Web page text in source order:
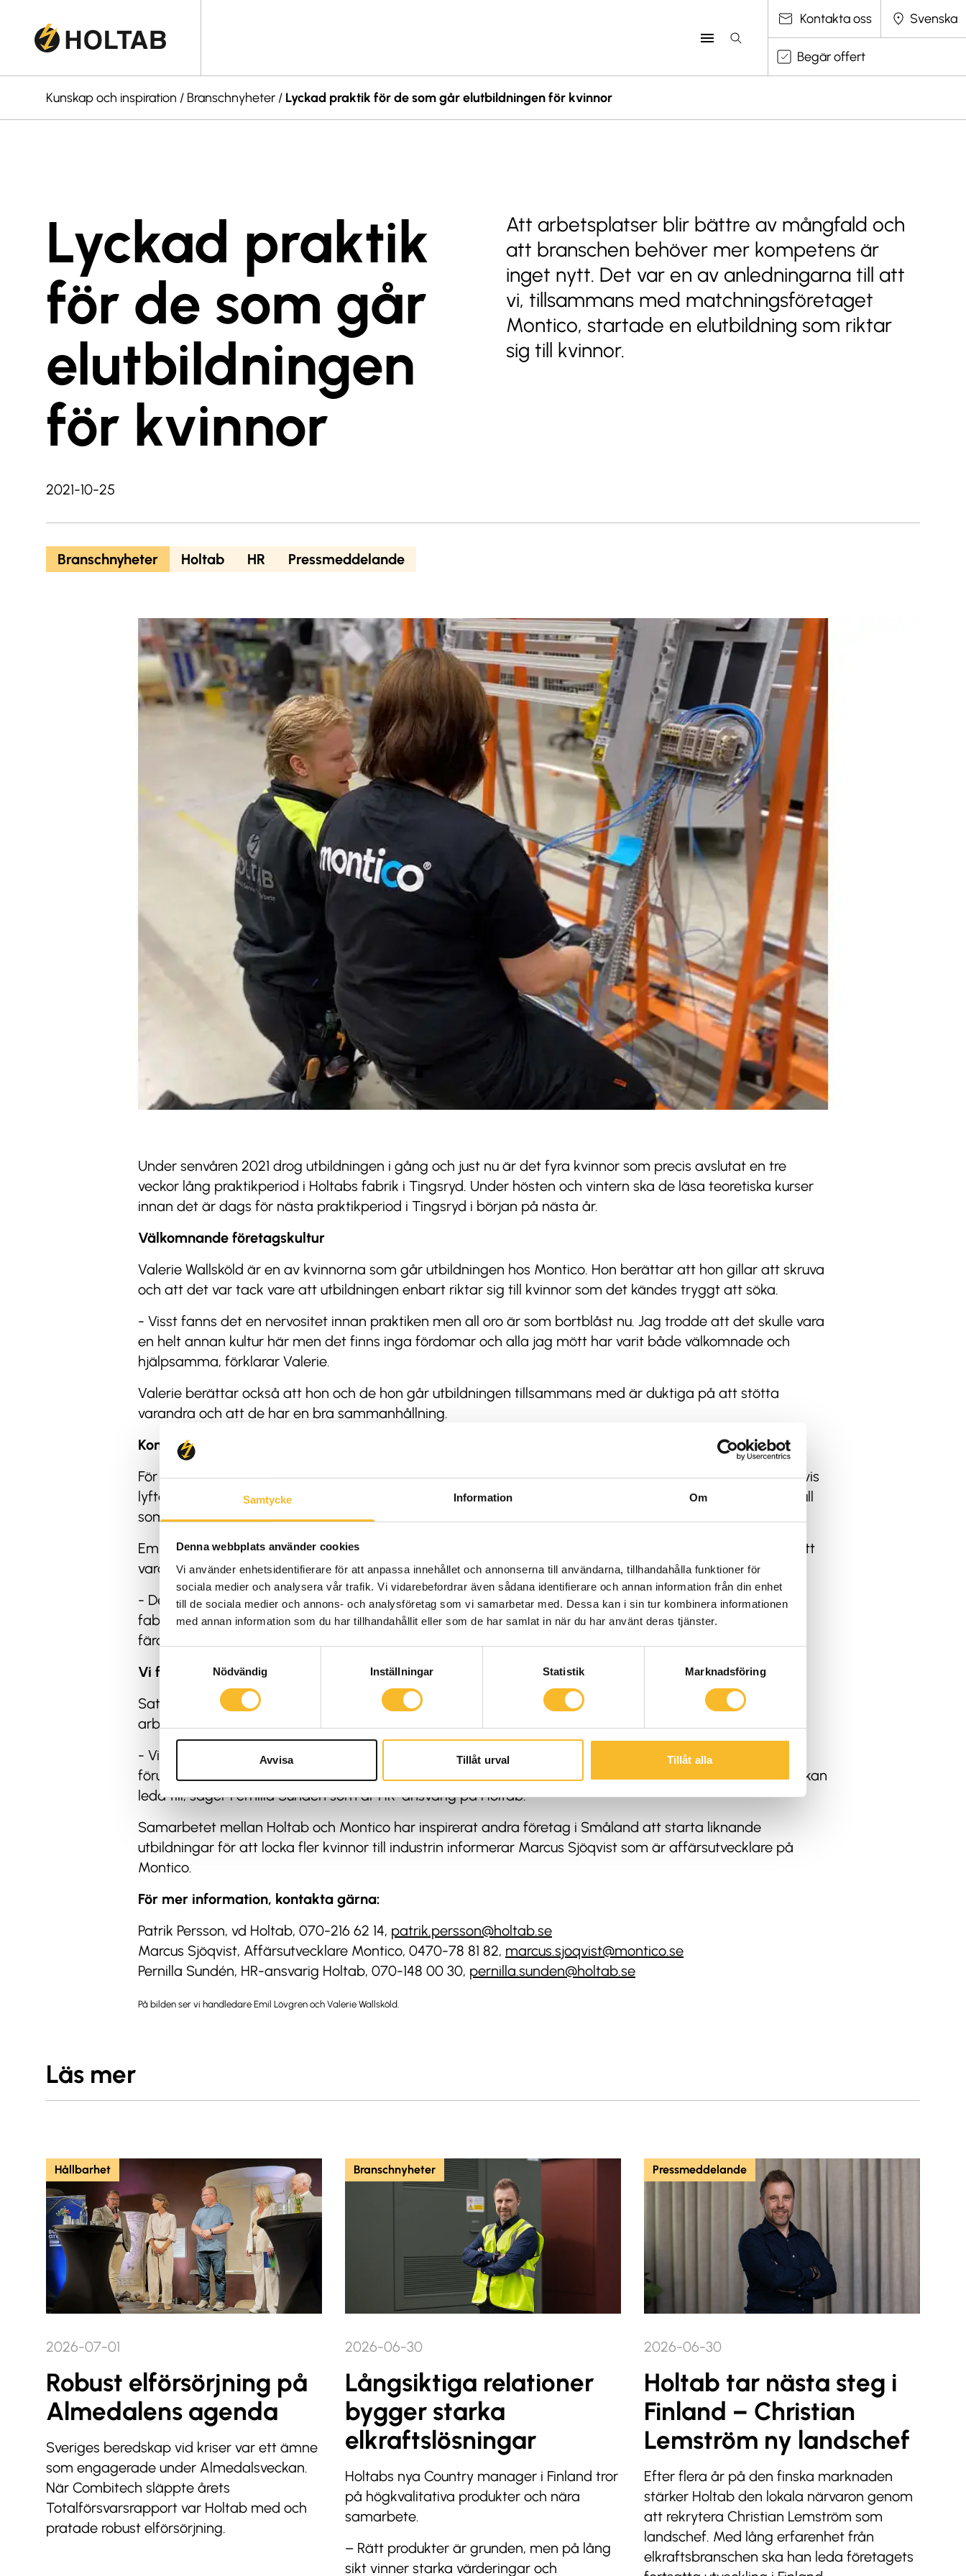
Samtycke Information Om
Denna webbplats använder cookies
Vi använder enhetsidentifierare för att anpassa innehållet och annonserna till användarna, tillhandahålla funktioner för
sociala medier och analysera vår trafik. Vi vidarebefordrar även sådana identifierare och annan information från din enhet
till de sociala medier och annons- och analysföretag som vi samarbetar med. Dessa kan i sin tur kombinera informationen
med annan information som du har tillhandahållit eller som de har samlat in när du har använt deras tjänster.
Nödvändig
Inställningar Statistik Marknadsföring
Avvisa Tillåt urval Tillåt alla
Kontakta oss
Välj språk
Begär offert
Kunskap och inspiration / Branschnyheter / Lyckad praktik för de som går elutbildningen för kvinnor
Lyckad praktik
för de som går
elutbildningen
för kvinnor
2021-10-25
Att arbetsplatser blir bättre av mångfald och
att branschen behöver mer kompetens är
inget nytt. Det var en av anledningarna till att
vi, tillsammans med matchningsföretaget
Montico, startade en elutbildning som riktar
sig till kvinnor.
Branschnyheter Holtab HR Pressmeddelande
Under senvåren 2021 drog utbildningen i gång och just nu är det fyra kvinnor som precis avslutat en tre
veckor lång praktikperiod i Holtabs fabrik i Tingsryd. Under hösten och vintern ska de läsa teoretiska kurser
innan det är dags för nästa praktikperiod i Tingsryd i början på nästa år.
Välkomnande företagskultur
Valerie Wallsköld är en av kvinnorna som går utbildningen hos Montico. Hon berättar att hon gillar att skruva
och att det var tack vare att utbildningen enbart riktar sig till kvinnor som det kändes tryggt att söka.
- Visst fanns det en nervositet innan praktiken men all oro är som bortblåst nu. Jag trodde att det skulle vara
en helt annan kultur här men det finns inga fördomar och alla jag mött har varit både välkomnade och
hjälpsamma, förklarar Valerie.
Valerie berättar också att hon och de hon går utbildningen tillsammans med är duktiga på att stötta
varandra och att de har en bra sammanhållning.
Kommunikationen har fungerat väldig bra
För att skapa bästa möjliga förutsättningar under praktiken blev de tilldelade var sin handledare som delvis
lyftes ur den ordinarie produktionen för att kunna fokusera på att handleda och göra praktiken så värdefull
som möjligt.
Emil Lövgren, som var Valeries handledare, berättar att han tyckte att det var ett kul avbrott i vardagen att
vara hennes handledare och att kommunikationen dem emellan har fungerat väldigt bra.
- Det har verkligen funnits tid till att visa upp de olika montagedelarna ordentligt. Vi har kunnat gå runt i
fabriken och prata om och titta på de olika montagestadierna och hur produkterna ser ut när de är
färdigmonterade, berättar Emil.
Vi fortsätter satsningen
Satsningen på elutbildningen och samarbetet med Montico är något som vi vill fortsätta utveckla och
arbeta med eftersom vi vill ha fler kvinnor till elbranschen.
- Vi kommer fortsätta satsningen och tillsammans med Montico tittar vi nu på möjligheten att ha
förutsättningslösa träffar framöver där vi kan presentera Holtab och Monticos elutbildning samt vad den kan
leda till, säger Pernilla Sundén som är HR-ansvarig på Holtab.
Samarbetet mellan Holtab och Montico har inspirerat andra företag i Småland att starta liknande
utbildningar för att locka fler kvinnor till industrin informerar Marcus Sjöqvist som är affärsutvecklare på
Montico.
För mer information, kontakta gärna:
Patrik Persson, vd Holtab, 070-216 62 14, patrik.persson@holtab.se
Marcus Sjöqvist, Affärsutvecklare Montico, 0470-78 81 82, marcus.sjoqvist@montico.se
Pernilla Sundén, HR-ansvarig Holtab, 070-148 00 30, pernilla.sunden@holtab.se
På bilden ser vi handledare Emil Lövgren och Valerie Wallsköld.
Läs mer
Hållbarhet
2026-07-01
Robust elförsörjning på
Almedalens agenda
Sveriges beredskap vid kriser var ett ämne
som engagerade under Almedalsveckan.
När Combitech släppte årets
Totalförsvarsrapport var Holtab med och
pratade robust elförsörjning.
Branschnyheter
2026-06-30
Långsiktiga relationer
bygger starka
elkraftslösningar
Holtabs nya Country manager i Finland tror
på högkvalitativa produkter och nära
samarbete.
– Rätt produkter är grunden, men på lång
sikt vinner starka värderingar och
Pressmeddelande
2026-06-30
Holtab tar nästa steg i
Finland – Christian
Lemström ny landschef
Efter flera år på den finska marknaden
stärker Holtab den lokala närvaron genom
att rekrytera Christian Lemström som
landschef. Med lång erfarenhet från
elkraftsbranschen ska han leda företagets